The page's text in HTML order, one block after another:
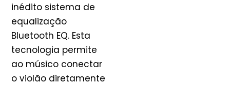
inédito sistema de
equalização
Bluetooth EQ. Esta
tecnologia permite
ao músico conectar
o violão diretamente